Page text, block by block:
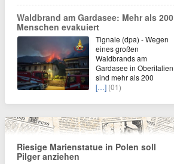
Waldbrand am Gardasee: Mehr als 200
Menschen evakuiert
Tignale (dpa) - Wegen
eines großen
Waldbrands am
Gardasee in Oberitalien
sind mehr als 200
[…] (01)
Riesige Marienstatue in Polen soll
Pilger anziehen